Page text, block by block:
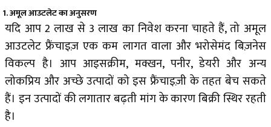
1. अमूल आउटलेट का अनुसरण
यदि आप ₹2 लाख से ₹3 लाख का निवेश करना चाहते हैं, तो अमूल
आउटलेट फ्रैंचाइज़ एक कम लागत वाला और भरोसेमंद बिज़नेस
विकल्प है। आप आइसक्रीम, मक्खन, पनीर, डेयरी और अन्य
लोकप्रिय और अच्छे उत्पादों को इस फ्रैंचाइज़ी के तहत बेच सकते
हैं। इन उत्पादों की लगातार बढ़ती मांग के कारण बिक्री स्थिर रहती
है।